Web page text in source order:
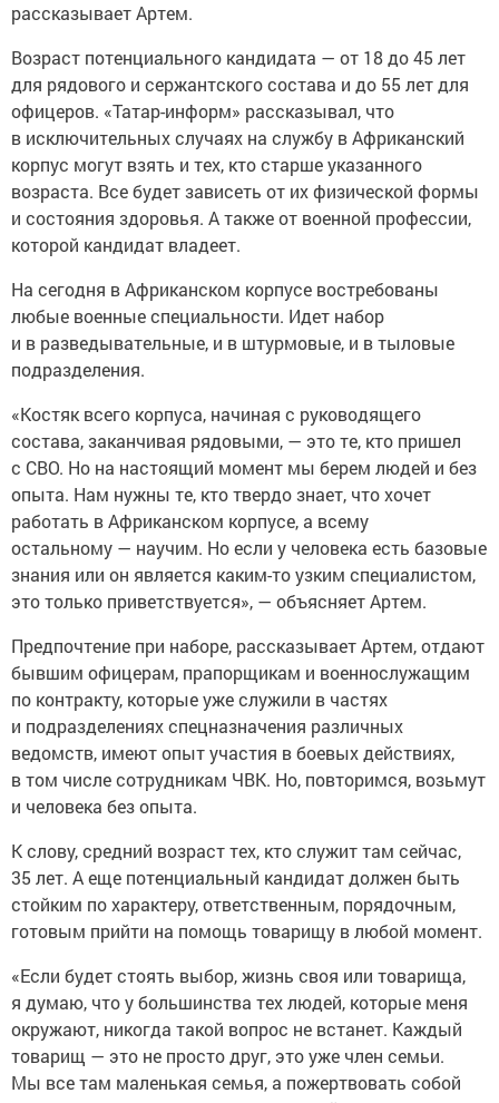
рассказывает Артем.
Возраст потенциального кандидата — от 18 до 45 лет
для рядового и сержантского состава и до 55 лет для
офицеров. «Татар-информ» рассказывал, что
в исключительных случаях на службу в Африканский
корпус могут взять и тех, кто старше указанного
возраста. Все будет зависеть от их физической формы
и состояния здоровья. А также от военной профессии,
которой кандидат владеет.
На сегодня в Африканском корпусе востребованы
любые военные специальности. Идет набор
и в разведывательные, и в штурмовые, и в тыловые
подразделения.
«Костяк всего корпуса, начиная с руководящего
состава, заканчивая рядовыми, — это те, кто пришел
с СВО. Но на настоящий момент мы берем людей и без
опыта. Нам нужны те, кто твердо знает, что хочет
работать в Африканском корпусе, а всему
остальному — научим. Но если у человека есть базовые
знания или он является каким-то узким специалистом,
это только приветствуется», — объясняет Артем.
Предпочтение при наборе, рассказывает Артем, отдают
бывшим офицерам, прапорщикам и военнослужащим
по контракту, которые уже служили в частях
и подразделениях спецназначения различных
ведомств, имеют опыт участия в боевых действиях,
в том числе сотрудникам ЧВК. Но, повторимся, возьмут
и человека без опыта.
К слову, средний возраст тех, кто служит там сейчас,
35 лет. А еще потенциальный кандидат должен быть
стойким по характеру, ответственным, порядочным,
готовым прийти на помощь товарищу в любой момент.
«Если будет стоять выбор, жизнь своя или товарища,
я думаю, что у большинства тех людей, которые меня
окружают, никогда такой вопрос не встанет. Каждый
товарищ — это не просто друг, это уже член семьи.
Мы все там маленькая семья, а пожертвовать собой